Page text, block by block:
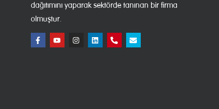
dağıtımını yaparak sektörde tanınan bir firma
olmuştur.